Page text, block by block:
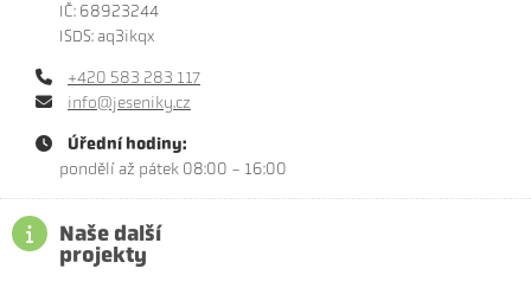
IČ: 68923244
ISDS: aq3ikqx
+420 583 283 117
info@jeseniky.cz
Úřední hodiny:
pondělí až pátek 08:00 - 16:00
Naše další
projekty